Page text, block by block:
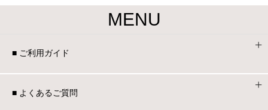
MENU
■ ご利用ガイド
■ よくあるご質問